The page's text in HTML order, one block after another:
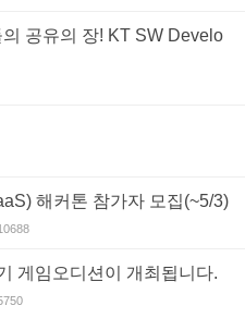
공유의 장! KT SW Develo
해커톤 참가자 모집(~5/3)
게임오디션이 개최됩니다.